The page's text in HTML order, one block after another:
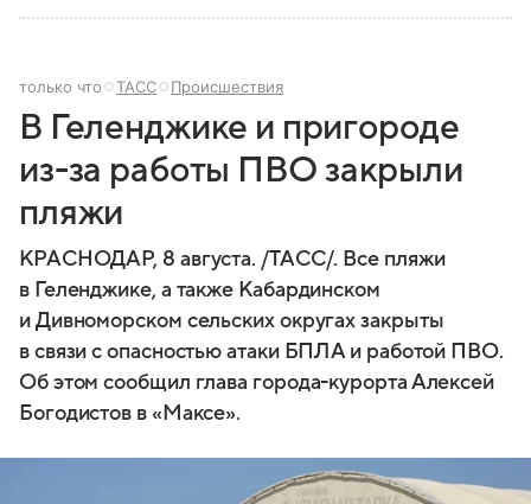
только что ТАСС Происшествия
В Геленджике и пригороде
из-за работы ПВО закрыли
пляжи
КРАСНОДАР, 8 августа. /ТАСС/. Все пляжи
в Геленджике, а также Кабардинском
и Дивноморском сельских округах закрыты
в связи с опасностью атаки БПЛА и работой ПВО.
Об этом сообщил глава города-курорта Алексей
Богодистов в «Максе».